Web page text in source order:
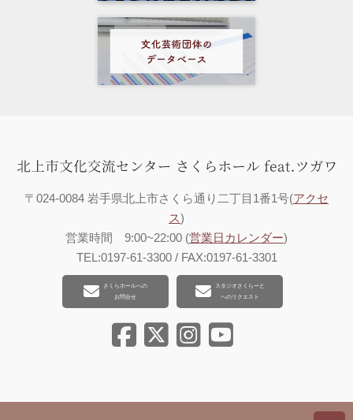
〒024-0084 岩手県北上市さくら通り二丁目1番1号(アクセ
ス)
営業時間 9:00~22:00 (営業日カレンダー)
TEL:0197-61-3300 / FAX:0197-61-3301
さくらホールへの
お問合せ
スタジオさくらーと
へのリクエスト